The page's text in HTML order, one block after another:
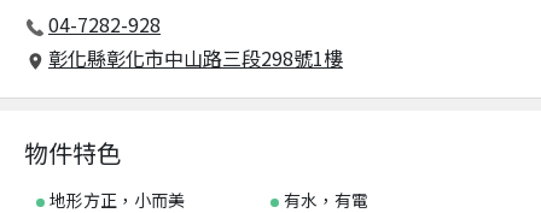
04-7282-928
彰化縣彰化市中山路三段298號1樓
物件特色
地形方正，小而美
有水，有電